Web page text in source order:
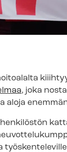
, joka
aloja